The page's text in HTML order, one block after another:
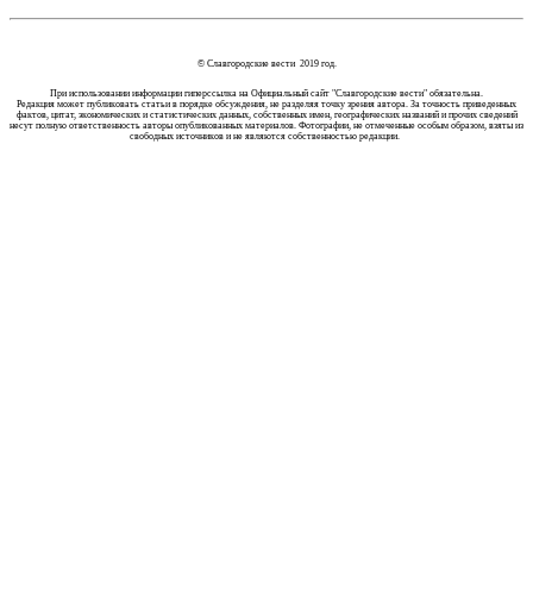
© Славгородские вести 2019 год.
При использовании информации гиперссылка на Официальный сайт "Славгородские вести" обязательна.
Редакция может публиковать статьи в порядке обсуждения, не разделяя точку зрения автора. За точность приведенных
фактов, цитат, экономических и статистических данных, собственных имен, географических названий и прочих сведений
несут полную ответственность авторы опубликованных материалов. Фотографии, не отмеченные особым образом, взяты из
свободных источников и не являются собственностью редакции.